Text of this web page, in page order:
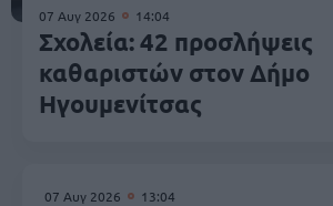
07 Αυγ 2026 14:04
Σχολεία: 42 προσλήψεις
καθαριστών στον Δήμο
Ηγουμενίτσας
07 Αυγ 2026 13:04